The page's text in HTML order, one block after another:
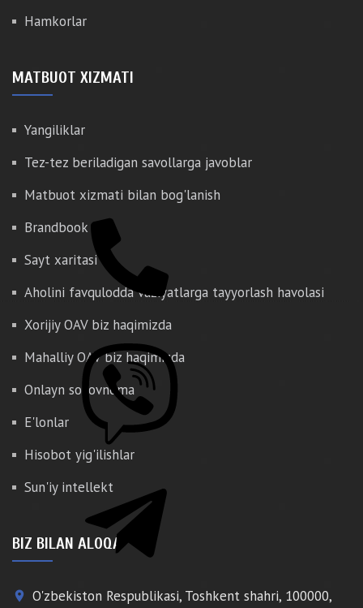
Hamkorlar
MATBUOT XIZMATI
Yangiliklar
Tez-tez beriladigan savollarga javoblar
Matbuot xizmati bilan bog'lanish
Brandbook
Sayt xaritasi
Aholini favqulodda vaziyatlarga tayyorlash havolasi
Xorijiy OAV biz haqimizda
Mahalliy OAV biz haqimizda
Onlayn so'rovnoma
E'lonlar
Hisobot yig'ilishlar
Sun'iy intellekt
BIZ BILAN ALOQA
place O'zbekiston Respublikasi, Toshkent shahri, 100000,